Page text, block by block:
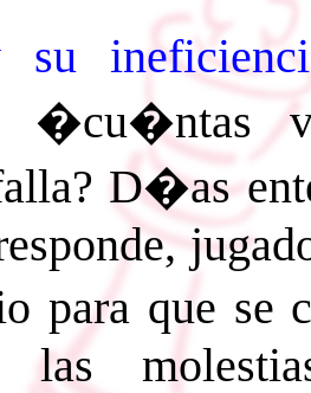
�cu�ntas
D�as
para que
las